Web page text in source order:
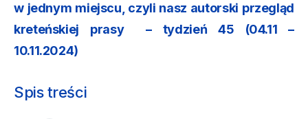
w jednym miejscu, czyli nasz autorski przegląd
kreteńskiej prasy– tydzień 45 (04.11 –
10.11.2024)
Spis treści